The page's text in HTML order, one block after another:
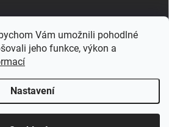
Vám umožnili pohodlné
jeho funkce, výkon a
Nastavení
. Všechna práva vyhrazena.